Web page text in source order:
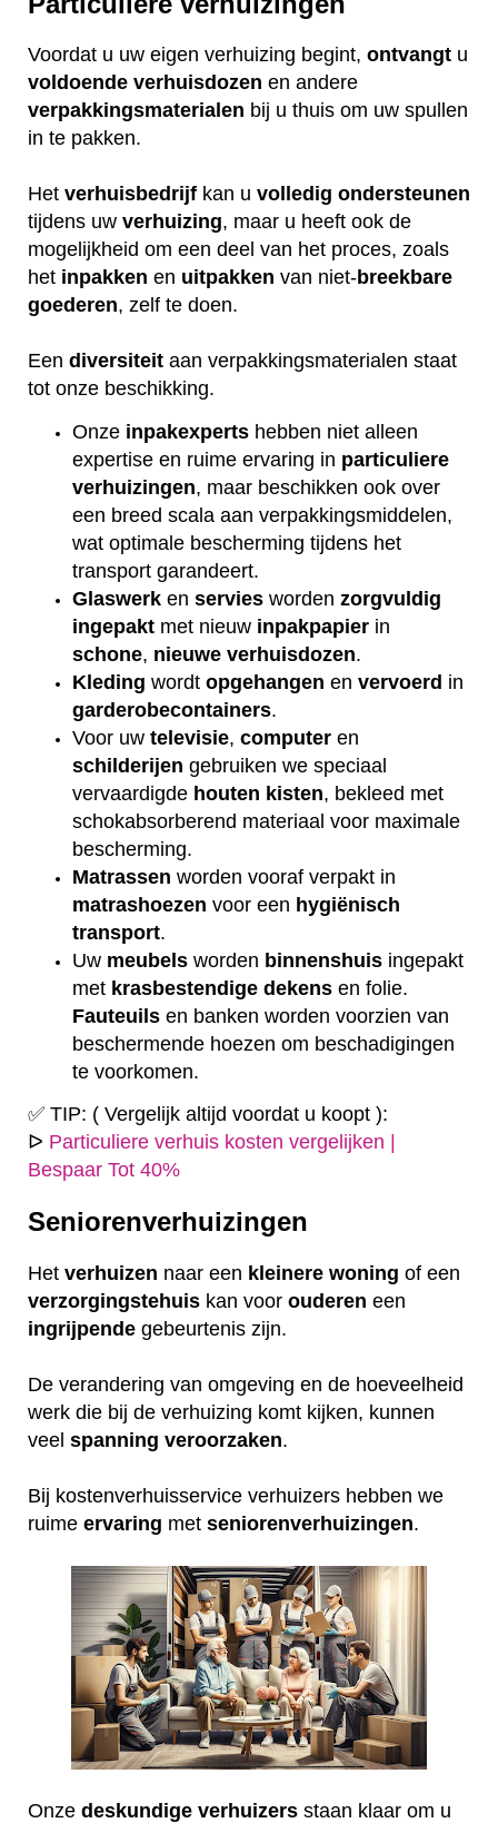
Voordat u uw eigen verhuizing begint, ontvangt u
voldoende verhuisdozen en andere
verpakkingsmaterialen bij u thuis om uw spullen
in te pakken.
Het verhuisbedrijf kan u volledig ondersteunen
tijdens uw verhuizing, maar u heeft ook de
mogelijkheid om een deel van het proces, zoals
het inpakken en uitpakken van niet-breekbare
goederen, zelf te doen.
Een diversiteit aan verpakkingsmaterialen staat
tot onze beschikking.
Onze inpakexperts hebben niet alleen
expertise en ruime ervaring in particuliere
verhuizingen, maar beschikken ook over
een breed scala aan verpakkingsmiddelen,
wat optimale bescherming tijdens het
transport garandeert.
Glaswerk en servies worden zorgvuldig
ingepakt met nieuw inpakpapier in
schone, nieuwe verhuisdozen.
Kleding wordt opgehangen en vervoerd in
garderobecontainers.
Voor uw televisie, computer en
schilderijen gebruiken we speciaal
vervaardigde houten kisten, bekleed met
schokabsorberend materiaal voor maximale
bescherming.
Matrassen worden vooraf verpakt in
matrashoezen voor een hygiënisch
transport.
Uw meubels worden binnenshuis ingepakt
met krasbestendige dekens en folie.
Fauteuils en banken worden voorzien van
beschermende hoezen om beschadigingen
te voorkomen.
✅ TIP: ( Vergelijk altijd voordat u koopt ):
ᐅ Particuliere verhuis kosten vergelijken |
Bespaar Tot 40%
Seniorenverhuizingen
Het verhuizen naar een kleinere woning of een
verzorgingstehuis kan voor ouderen een
ingrijpende gebeurtenis zijn.
De verandering van omgeving en de hoeveelheid
werk die bij de verhuizing komt kijken, kunnen
veel spanning veroorzaken.
Bij kostenverhuisservice verhuizers hebben we
ruime ervaring met seniorenverhuizingen.
Onze deskundige verhuizers staan klaar om u